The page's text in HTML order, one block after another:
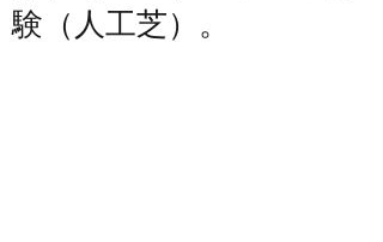
験（人工芝）。